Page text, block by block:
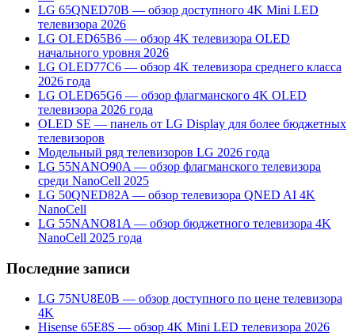
LG 65QNED70B — обзор доступного 4K Mini LED
телевизора 2026
LG OLED65B6 — обзор 4K телевизора OLED
начального уровня 2026
LG OLED77C6 — обзор 4K телевизора среднего класса
2026 года
LG OLED65G6 — обзор флагманского 4K OLED
телевизора 2026 года
OLED SE — панель от LG Display для более бюджетных
телевизоров
Модельный ряд телевизоров LG 2026 года
LG 55NANO90A — обзор флагманского телевизора
среди NanoCell 2025
LG 50QNED82A — обзор телевизора QNED AI 4K
NanoCell
LG 55NANO81A — обзор бюджетного телевизора 4K
NanoCell 2025 года
Последние записи
LG 75NU8E0B — обзор доступного по цене телевизора
4K
Hisense 65E8S — обзор 4K Mini LED телевизора 2026